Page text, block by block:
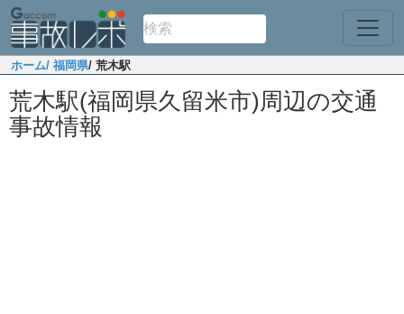
ホーム/ 福岡県/ 荒木駅
荒木駅(福岡県久留米市)周辺の交通
事故情報